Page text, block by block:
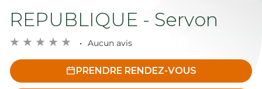
REPUBLIQUE - Servon
Aucun avis
PRENDRE RENDEZ-VOUS